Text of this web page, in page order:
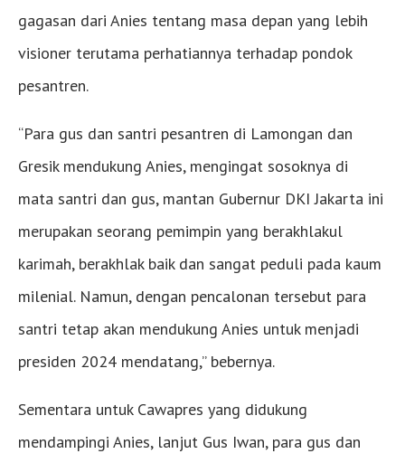
gagasan dari Anies tentang masa depan yang lebih
visioner terutama perhatiannya terhadap pondok
pesantren.
“Para gus dan santri pesantren di Lamongan dan
Gresik mendukung Anies, mengingat sosoknya di
mata santri dan gus, mantan Gubernur DKI Jakarta ini
merupakan seorang pemimpin yang berakhlakul
karimah, berakhlak baik dan sangat peduli pada kaum
milenial. Namun, dengan pencalonan tersebut para
santri tetap akan mendukung Anies untuk menjadi
presiden 2024 mendatang,” bebernya.
Sementara untuk Cawapres yang didukung
mendampingi Anies, lanjut Gus Iwan, para gus dan